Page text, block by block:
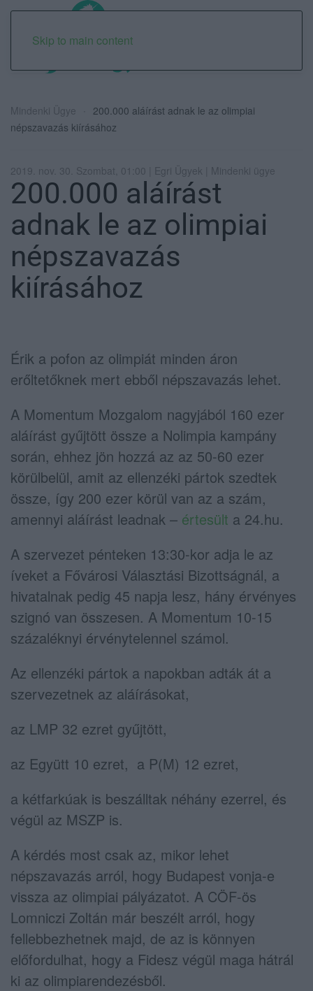
Skip to main content
Mindenki Ügye
200.000 aláírást adnak le az olimpiai
népszavazás kiírásához
2019. nov. 30. Szombat, 01:00 | Egri Ügyek | Mindenki ügye
200.000 aláírást
adnak le az olimpiai
népszavazás
kiírásához
Érik a pofon az olimpiát minden áron
erőltetőknek mert ebből népszavazás lehet.
A Momentum Mozgalom nagyjából 160 ezer
aláírást gyűjtött össze a Nolimpia kampány
során, ehhez jön hozzá az az 50-60 ezer
körülbelül, amit az ellenzéki pártok szedtek
össze, így 200 ezer körül van az a szám,
amennyi aláírást leadnak – értesült a 24.hu.
A szervezet pénteken 13:30-kor adja le az
íveket a Fővárosi Választási Bizottságnál, a
hivatalnak pedig 45 napja lesz, hány érvényes
szignó van összesen. A Momentum 10-15
százaléknyi érvénytelennel számol.
Az ellenzéki pártok a napokban adták át a
szervezetnek az aláírásokat,
az LMP 32 ezret gyűjtött,
az Együtt 10 ezret, a P(M) 12 ezret,
a kétfarkúak is beszálltak néhány ezerrel, és
végül az MSZP is.
A kérdés most csak az, mikor lehet
népszavazás arról, hogy Budapest vonja-e
vissza az olimpiai pályázatot. A CÖF-ös
Lomniczi Zoltán már beszélt arról, hogy
fellebbezhetnek majd, de az is könnyen
előfordulhat, hogy a Fidesz végül maga hátrál
ki az olimpiarendezésből.